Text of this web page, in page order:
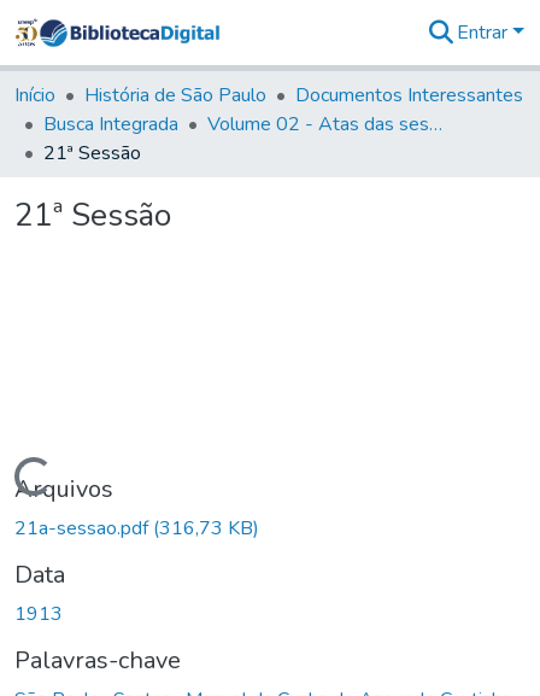
&
Coleções
Tudo na
Entrar
Início História de São Paulo
Documentos Interessantes
Busca Integrada
Volume 02 - Atas das sessões do Governo Provisório de São Paulo (1821- 22)
21ª Sessão
21ª Sessão
Carregando...
Arquivos
21a-sessao.pdf(316,73 KB)
Data
1913
Palavras-chave